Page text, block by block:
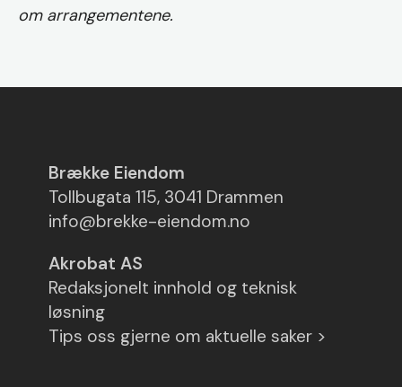
om arrangementene.
Brække Eiendom
Tollbugata 115, 3041 Drammen
info@brekke-eiendom.no
Akrobat AS
Redaksjonelt innhold og teknisk
løsning
Tips oss gjerne om aktuelle saker >